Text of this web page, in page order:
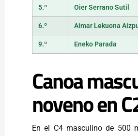
5.º Oier Serrano Sutil
6.º Aimar Lekuona
9.º Eneko Parada
Canoa
noveno en
En el C4 masculino de 500